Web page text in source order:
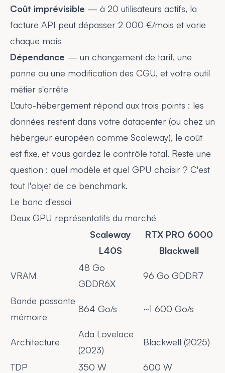
Coût imprévisible — à 20 utilisateurs actifs, la
facture API peut dépasser 2 000 €/mois et varie
chaque mois
Dépendance — un changement de tarif, une
panne ou une modification des CGU, et votre outil
métier s'arrête
L'auto-hébergement répond aux trois points : les
données restent dans votre datacenter (ou chez un
hébergeur européen comme Scaleway), le coût
est fixe, et vous gardez le contrôle total. Reste une
question : quel modèle et quel GPU choisir ? C'est
tout l'objet de ce benchmark.
Le banc d'essai
Deux GPU représentatifs du marché
Scaleway
L40S
RTX PRO 6000
Blackwell
VRAM
48 Go
GDDR6X
96 Go GDDR7
Bande passante
mémoire
864 Go/s ~1 600 Go/s
Architecture
Ada Lovelace
(2023)
Blackwell (2025)
TDP 350 W 600 W